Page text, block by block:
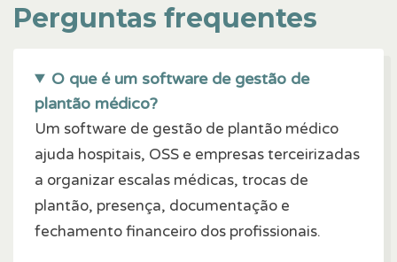
Perguntas frequentes
O que é um software de gestão de
plantão médico?
Um software de gestão de plantão médico
ajuda hospitais, OSS e empresas terceirizadas
a organizar escalas médicas, trocas de
plantão, presença, documentação e
fechamento financeiro dos profissionais.